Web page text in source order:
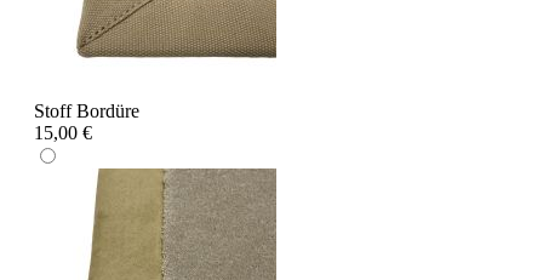
Stoff Bordüre
15,00 €